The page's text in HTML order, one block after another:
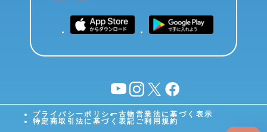
YouTubeinstagram
X facebook
プライバシーポリシー古物営業法に基づく表示
特定商取引法に基づく表記 ご利用規約